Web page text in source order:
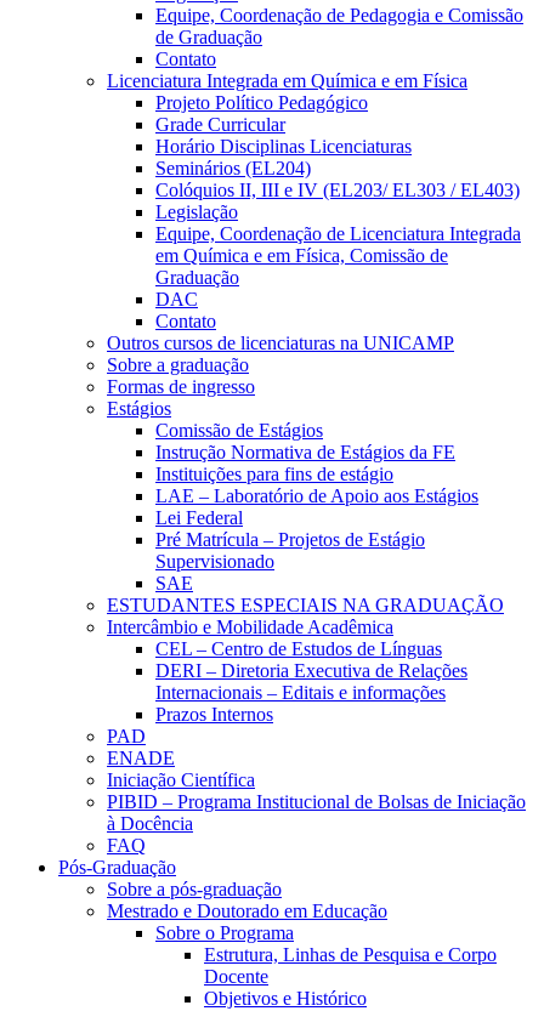
Equipe, Coordenação de Pedagogia e Comissão
de Graduação
Contato
Licenciatura Integrada em Química e em Física
Projeto Político Pedagógico
Grade Curricular
Horário Disciplinas Licenciaturas
Seminários (EL204)
Colóquios II, III e IV (EL203/ EL303 / EL403)
Legislação
Equipe, Coordenação de Licenciatura Integrada
em Química e em Física, Comissão de
Graduação
DAC
Contato
Outros cursos de licenciaturas na UNICAMP
Sobre a graduação
Formas de ingresso
Estágios
Comissão de Estágios
Instrução Normativa de Estágios da FE
Instituições para fins de estágio
LAE – Laboratório de Apoio aos Estágios
Lei Federal
Pré Matrícula – Projetos de Estágio
Supervisionado
SAE
ESTUDANTES ESPECIAIS NA GRADUAÇÃO
Intercâmbio e Mobilidade Acadêmica
CEL – Centro de Estudos de Línguas
DERI – Diretoria Executiva de Relações
Internacionais – Editais e informações
Prazos Internos
PAD
ENADE
Iniciação Científica
PIBID – Programa Institucional de Bolsas de Iniciação
à Docência
FAQ
Pós-Graduação
Sobre a pós-graduação
Mestrado e Doutorado em Educação
Sobre o Programa
Estrutura, Linhas de Pesquisa e Corpo
Docente
Objetivos e Histórico